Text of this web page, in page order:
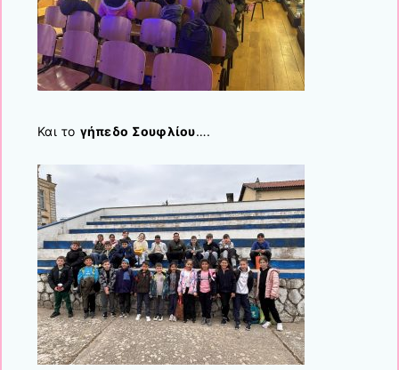
Και το γήπεδο Σουφλίου….